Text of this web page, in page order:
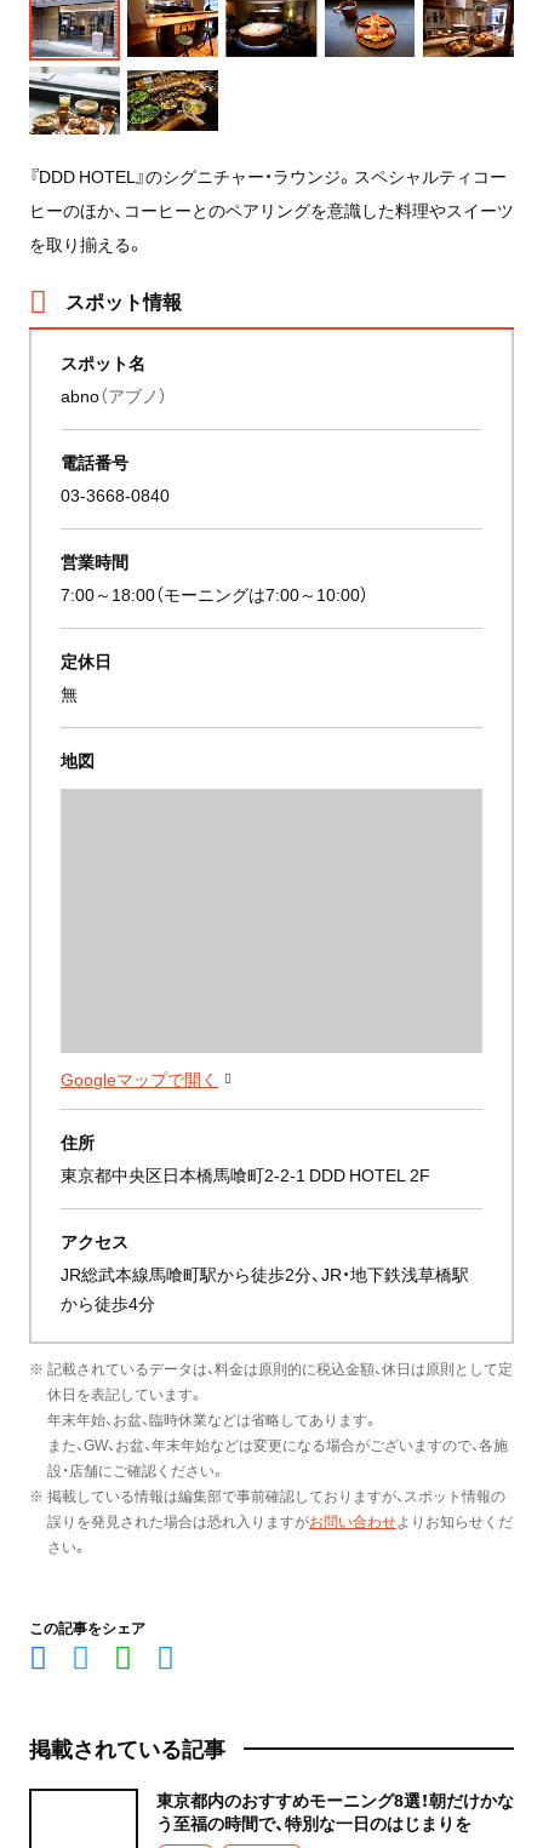
『DDD HOTEL』のシグニチャー・ラウンジ。スペシャルティコー
ヒーのほか、コーヒーとのペアリングを意識した料理やスイーツ
を取り揃える。
スポット情報
スポット名
abno（アブノ）
電話番号
03-3668-0840
営業時間
7:00～18:00（モーニングは7:00～10:00）
定休日
無
地図
Googleマップで開く
住所
東京都中央区日本橋馬喰町2-2-1 DDD HOTEL 2F
アクセス
JR総武本線馬喰町駅から徒歩2分、JR・地下鉄浅草橋駅
から徒歩4分
※ 記載されているデータは、料金は原則的に税込金額、休日は原則として定
休日を表記しています。
年末年始、お盆、臨時休業などは省略してあります。
また、GW、お盆、年末年始などは変更になる場合がございますので、各施
設・店舗にご確認ください。
※ 掲載している情報は編集部で事前確認しておりますが、スポット情報の
誤りを発見された場合は恐れ入りますがお問い合わせよりお知らせくだ
さい。
この記事をシェア
掲載されている記事
東京都内のおすすめモーニング8選！朝だけかな
う至福の時間で、特別な一日のはじまりを